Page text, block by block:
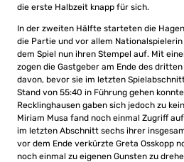
die erste Halbzeit knapp für sich.
In der zweiten Hälfte starteten die
die Partie und vor allem
dem Spiel nun ihren Stempel auf. Mit
zogen die Gastgeber am Ende des
davon, bevor sie im letzten
Stand von 55:40 in Führung gehen
Recklinghausen gaben sich jedoch zu
Miriam Musa fand noch einmal Zugriff
im letzten Abschnitt sechs ihrer
vor dem Ende verkürzte Greta Osskopp
noch einmal zu eigenen Gunsten zu